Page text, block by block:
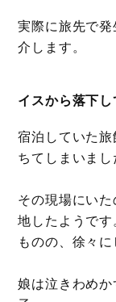
実際に旅先で
介します。
イスから落下
宿泊していた
ちてしまいまし
その現場にい
地したようで
ものの、徐々
娘は泣きわめ